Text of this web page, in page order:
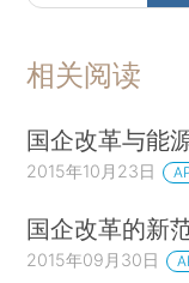
相关阅读
国企改革与能
2015年10月23日
国企改革的新
2015年09月30日